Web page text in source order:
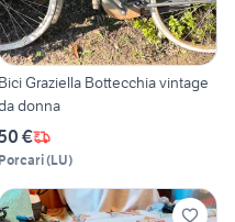
Bici Graziella Bottecchia vintage
donna
€
Porcari(LU)